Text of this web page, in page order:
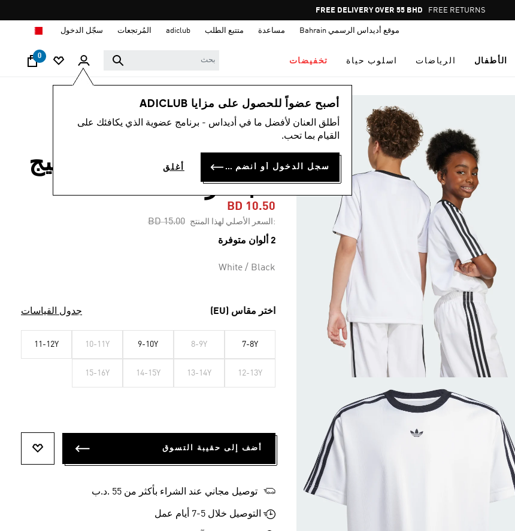
Pause
promotion
FREE DELIVERY OVER 55 BHD FREE RETURNS
موقع أديداس الرسمي Bahrain مساعدة متتبع الطلب adiclub المُرتجعات سجّل الدخول
الأطفال الرياضات اسلوب حياة تخفيضات
0
أصبح عضواً للحصول على مزايا ADICLUB
أطلق العنان لأفضل ما في أديداس - برنامج عضوية الذي يكافئك على
القيام بما تحب.
سجل الدخول أو انضم الآن أغلق
الأطفال الملابس
تيشيرت أطفال من نسيج
الجاكار
BD 10.50
:السعر الأصلي لهذا المنتج Price reduced from
BD 15.00
to
2 ألوان متوفرة
White / Black
اختر مقاس (EU) جدول القياسات
7-8Y
8-9Y
9-10Y
10-11Y
11-12Y
12-13Y
13-14Y
14-15Y
15-16Y
أضف إلى حقيبة التسوق
توصيل مجاني عند الشراء بأكثر من 55 .د.ب‎
التوصيل خلال 5-7 أيام عمل